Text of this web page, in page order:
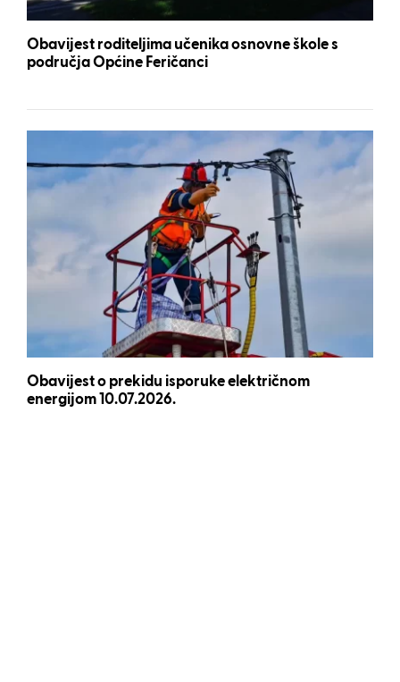
Obavijest roditeljima učenika osnovne škole s
područja Općine Feričanci
Obavijest o prekidu isporuke električnom
energijom 10.07.2026.